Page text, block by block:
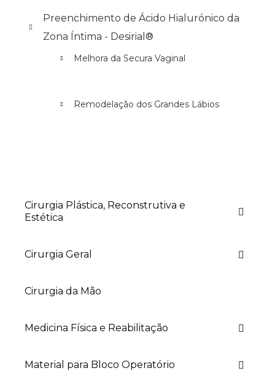
Preenchimento de Ácido Hialurónico da
Zona Íntima - Desirial®
Melhora da Secura Vaginal
Remodelação dos Grandes Lábios
Cirurgia Plástica, Reconstrutiva e
Estética
Cirurgia Geral
Cirurgia da Mão
Medicina Física e Reabilitação
Material para Bloco Operatório